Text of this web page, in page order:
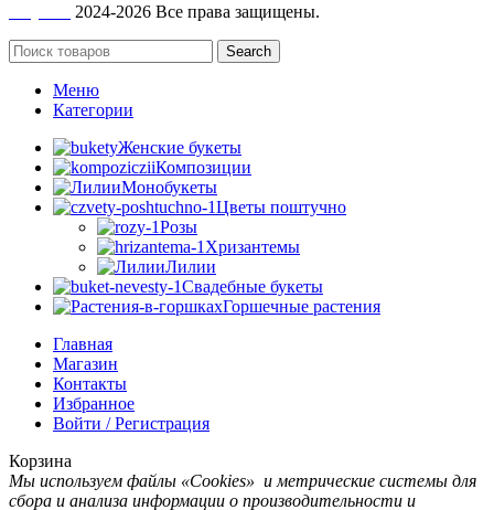
2024-2026 Все права защищены.
Search
Меню
Категории
Женские букеты
Композиции
Монобукеты
Цветы поштучно
Розы
Хризантемы
Лилии
Свадебные букеты
Горшечные растения
Главная
Магазин
Контакты
Избранное
Войти / Регистрация
Корзина
Мы используем файлы «Cookies» и метрические системы для
сбора и анализа информации о производительности и